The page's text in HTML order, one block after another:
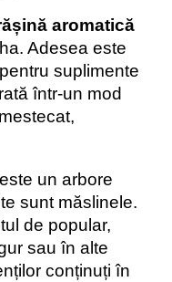
aromatică
Adesea este
suplimente
într-un mod
un arbore
sunt măslinele.
de popular,
sau în alte
conținuți în